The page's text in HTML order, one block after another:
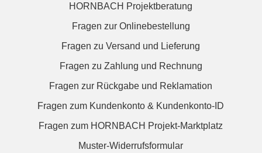
HORNBACH Projektberatung
Fragen zur Onlinebestellung
Fragen zu Versand und Lieferung
Fragen zu Zahlung und Rechnung
Fragen zur Rückgabe und Reklamation
Fragen zum Kundenkonto & Kundenkonto-ID
Fragen zum HORNBACH Projekt-Marktplatz
Muster-Widerrufsformular